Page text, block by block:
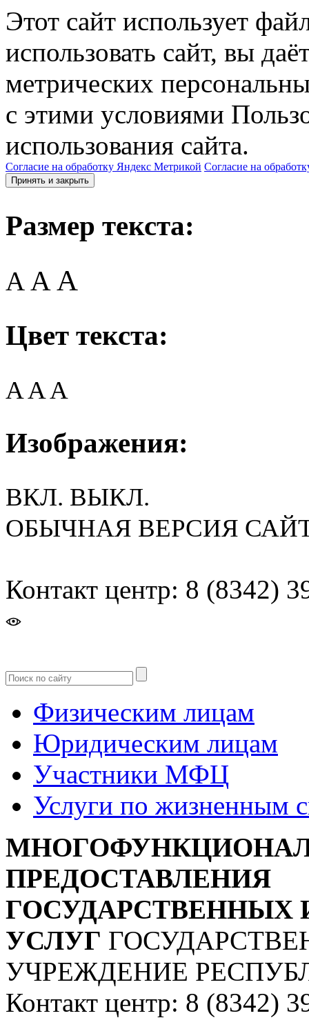
Этот сайт использует
использовать сайт, вы
метрических
с этими условиями
использования сайта.
Согласие на обработку Яндекс Метрикой Согласие на
Принять и закрыть
Размер текста:
A AA
Цвет текста:
AAA
Изображения:
ВКЛ. ВЫКЛ.
ОБЫЧНАЯ ВЕРСИЯ
Контакт центр: 8 (8342)
Физическим лицам
Юридическим лицам
Участники МФЦ
Услуги по жизненным
ПРЕДОСТАВЛЕНИЯ
УСЛУГ
УЧРЕЖДЕНИЕ
Контакт центр: 8 (8342)